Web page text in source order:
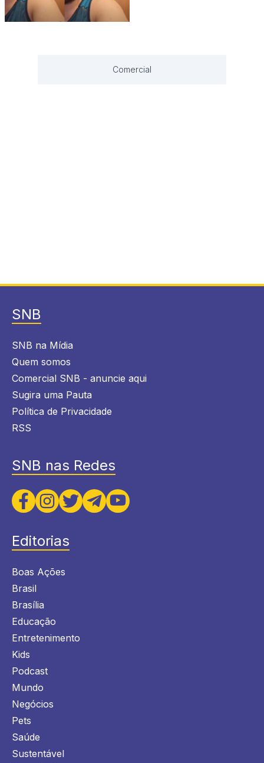
Comercial
SNB
SNB na Mídia
Quem somos
Comercial SNB - anuncie aqui
Sugira uma Pauta
Política de Privacidade
RSS
SNB nas Redes
Editorias
Boas Ações
Brasil
Brasília
Educação
Entretenimento
Kids
Podcast
Mundo
Negócios
Pets
Saúde
Sustentável